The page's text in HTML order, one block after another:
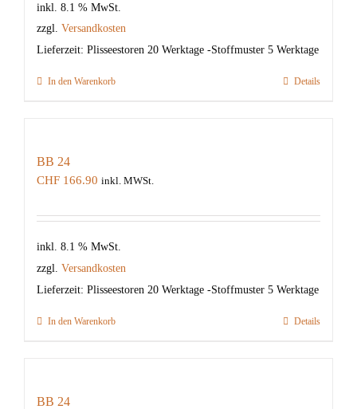
inkl. 8.1 % MwSt.
zzgl. Versandkosten
Lieferzeit: Plisseestoren 20 Werktage -Stoffmuster 5 Werktage
In den Warenkorb Details
BB 24
CHF 166.90 inkl. MWSt.
inkl. 8.1 % MwSt.
zzgl. Versandkosten
Lieferzeit: Plisseestoren 20 Werktage -Stoffmuster 5 Werktage
In den Warenkorb Details
BB 24